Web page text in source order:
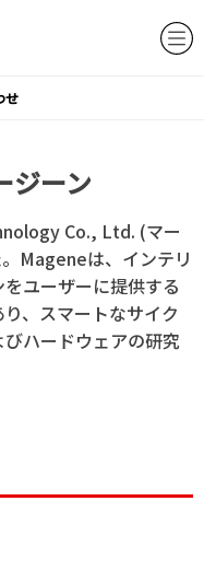
せ
ーン
Co., Ltd. (マー
Mageneは、インテリ
ユーザーに提供する
、スマートなサイク
ハードウェアの研究